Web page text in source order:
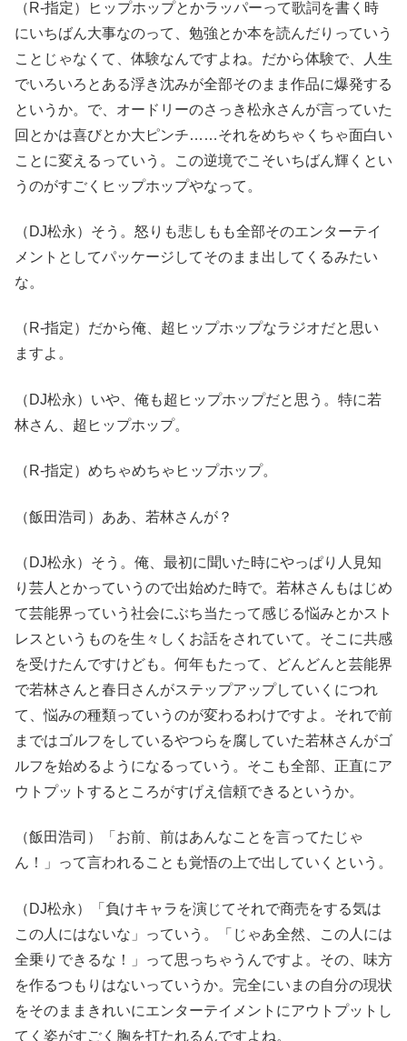
（R-指定）ヒップホップとかラッパーって歌詞を書く時
にいちばん大事なのって、勉強とか本を読んだりっていう
ことじゃなくて、体験なんですよね。だから体験で、人生
でいろいろとある浮き沈みが全部そのまま作品に爆発する
というか。で、オードリーのさっき松永さんが言っていた
回とかは喜びとか大ピンチ……それをめちゃくちゃ面白い
ことに変えるっていう。この逆境でこそいちばん輝くとい
うのがすごくヒップホップやなって。
（DJ松永）そう。怒りも悲しもも全部そのエンターテイ
メントとしてパッケージしてそのまま出してくるみたい
な。
（R-指定）だから俺、超ヒップホップなラジオだと思い
ますよ。
（DJ松永）いや、俺も超ヒップホップだと思う。特に若
林さん、超ヒップホップ。
（R-指定）めちゃめちゃヒップホップ。
（飯田浩司）ああ、若林さんが？
（DJ松永）そう。俺、最初に聞いた時にやっぱり人見知
り芸人とかっていうので出始めた時で。若林さんもはじめ
て芸能界っていう社会にぶち当たって感じる悩みとかスト
レスというものを生々しくお話をされていて。そこに共感
を受けたんですけども。何年もたって、どんどんと芸能界
で若林さんと春日さんがステップアップしていくにつれ
て、悩みの種類っていうのが変わるわけですよ。それで前
まではゴルフをしているやつらを腐していた若林さんがゴ
ルフを始めるようになるっていう。そこも全部、正直にア
ウトプットするところがすげえ信頼できるというか。
（飯田浩司）「お前、前はあんなことを言ってたじゃ
ん！」って言われることも覚悟の上で出していくという。
（DJ松永）「負けキャラを演じてそれで商売をする気は
この人にはないな」っていう。「じゃあ全然、この人には
全乗りできるな！」って思っちゃうんですよ。その、味方
を作るつもりはないっていうか。完全にいまの自分の現状
をそのままきれいにエンターテイメントにアウトプットし
てく姿がすごく胸を打たれるんですよね。